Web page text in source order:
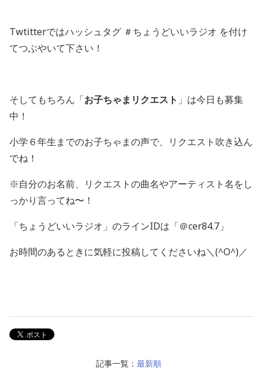
Twtitterではハッシュタグ ＃ちょうどいいラジオ を付け
てつぶやいて下さい！
そしてもちろん「お子ちゃまリクエスト 」は今日も募集
中！
小学６年生までのお子ちゃまの声で、リクエスト吹き込ん
でね！
※自分のお名前、リクエストの曲名やアーティスト名をし
っかり言ってね〜！
「ちょうどいいラジオ」のラインIDは「＠cer84.7」
お時間のあるときに気軽に投稿してくださいね＼(^O^)／
記事一覧： 最新順